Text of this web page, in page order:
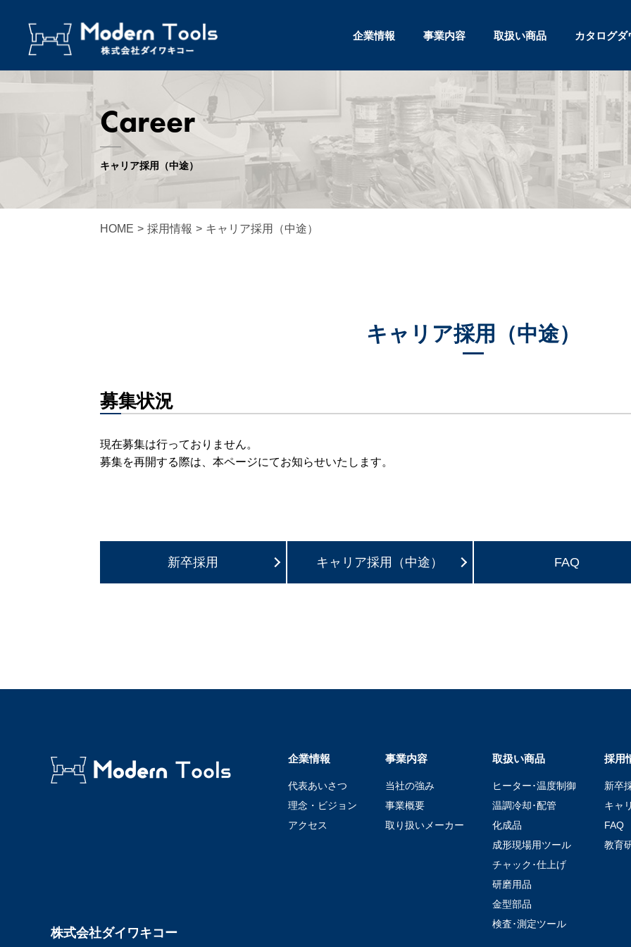
企業情報 事業内容 取扱い商品 カタログ
Career
キャリア採用（中途）
HOME > 採用情報 > キャリア採用（中途）
キャリア採用（中途）
募集状況
現在募集は行っておりません。
募集を再開する際は、本ページにてお知らせいたします。
新卒採用 キャリア採用（中途） FAQ
株式会社ダイワキコー
企業情報
代表あいさつ
理念・ビジョン
アクセス
事業内容
当社の強み
事業概要
取り扱いメーカー
取扱い商品
ヒーター･温度制御
温調冷却･配管
化成品
成形現場用ツール
チャック･仕上げ
研磨用品
金型部品
検査･測定ツール
採用
新卒
キャ
FAQ
教育